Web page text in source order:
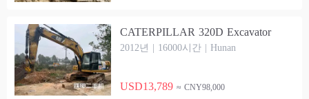
CATERPILLAR 320D Excavator
2012년 | 16000시간 | Hunan
USD13,789 ≈ CNY98,000